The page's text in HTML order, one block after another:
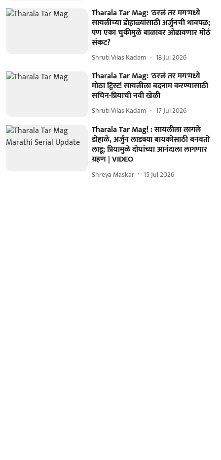
Tharala Tar Mag: 'ठरलं तर मग'मध्ये
सायलीच्या डोहाळ्यांसाठी अर्जुनची धावपळ;
पण एका चुकीमुळे बाळावर ओढावणार मोठं
संकट?
Shruti Vilas Kadam 18 Jul 2026
Tharala Tar Mag: 'ठरलं तर मग'मध्ये
मोठा ट्विस्ट! सायलीला बदनाम करण्यासाठी
सचिन-प्रियाची नवी खेळी
Shruti Vilas Kadam 17 Jul 2026
Tharala Tar Mag! : सायलीला लागले
डोहाळे, अर्जुन लाडक्या बायकोसाठी बनवतो
लाडू; प्रियामुळे दोघांच्या आनंदाला लागणार
ग्रहण | VIDEO
Shreya Maskar 15 Jul 2026